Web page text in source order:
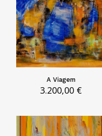
A Viagem
3.200,00 €